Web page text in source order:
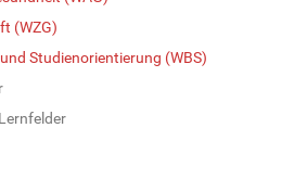
(WZG)
Studienorientierung (WBS)